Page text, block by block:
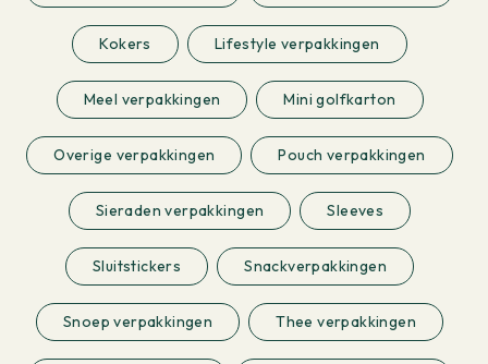
Kokers Lifestyle verpakkingen
Meel verpakkingen Mini golfkarton
Overige verpakkingen Pouch verpakkingen
Sieraden verpakkingen Sleeves
Sluitstickers Snackverpakkingen
Snoep verpakkingen Thee verpakkingen